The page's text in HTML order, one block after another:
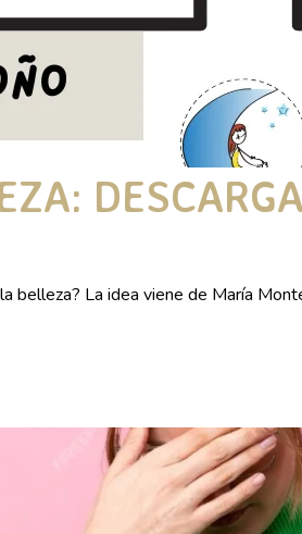
DESCARGA
belleza? La idea viene de María